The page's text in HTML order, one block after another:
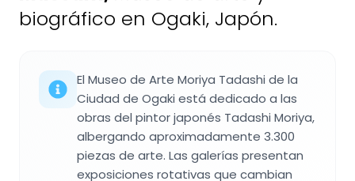
biográfico en Ogaki, Japón.
El Museo de Arte Moriya Tadashi de la
Ciudad de Ogaki está dedicado a las
obras del pintor japonés Tadashi Moriya,
albergando aproximadamente 3.300
piezas de arte. Las galerías presentan
exposiciones rotativas que cambian